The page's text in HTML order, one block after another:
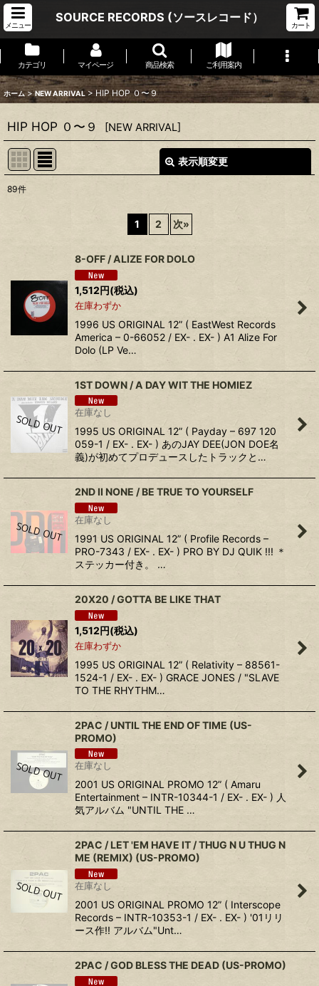
メニュー
SOURCE RECORDS (ソースレコード）
カート
カテゴリ マイページ 商品検索 ご利用案内
ホーム > NEW ARRIVAL > HIP HOP ０〜９
HIP HOP ０〜９ [NEW ARRIVAL]
表示順変更
89件
1 2 次»
8-OFF / ALIZE FOR DOLO
1,512円(税込)
在庫わずか
1996 US ORIGINAL 12” ( EastWest Records
America – 0-66052 / EX- . EX- ) A1 Alize For
Dolo (LP Ve…
1ST DOWN / A DAY WIT THE HOMIEZ
在庫なし
1995 US ORIGINAL 12” ( Payday – 697 120
059-1 / EX- . EX- ) あのJAY DEE(JON DOE名
義)が初めてプロデュースしたトラックと…
2ND II NONE / BE TRUE TO YOURSELF
在庫なし
1991 US ORIGINAL 12” ( Profile Records –
PRO-7343 / EX- . EX- ) PRO BY DJ QUIK !!! ＊
ステッカー付き。 …
20X20 / GOTTA BE LIKE THAT
1,512円(税込)
在庫わずか
1995 US ORIGINAL 12” ( Relativity – 88561-
1524-1 / EX- . EX- ) GRACE JONES / "SLAVE
TO THE RHYTHM…
2PAC ‎/ UNTIL THE END OF TIME (US-
PROMO)
在庫なし
2001 US ORIGINAL PROMO 12” ( Amaru
Entertainment ‎– INTR-10344-1 / EX- . EX- ) 人
気アルバム "UNTIL THE …
2PAC ‎/ LET 'EM HAVE IT / THUG N U THUG N
ME (REMIX) (US-PROMO)
在庫なし
2001 US ORIGINAL PROMO 12” ( Interscope
Records ‎– INTR-10353-1 / EX- . EX- ) '01リリ
ース作!! アルバム"Unt…
2PAC ‎/ GOD BLESS THE DEAD (US-PROMO)